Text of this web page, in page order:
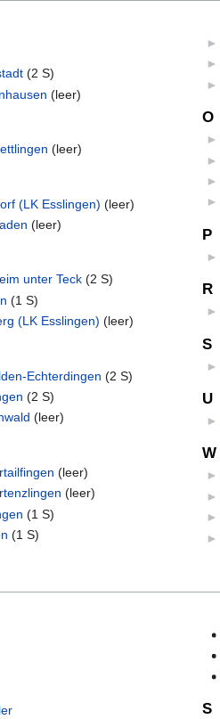
‎(2 S)
‎(leer)
‎(leer)
(LK Esslingen) ‎(leer)
‎(leer)
unter Teck ‎(2 S)
‎(1 S)
(LK Esslingen) ‎(leer)
Echterdingen ‎(2 S)
‎(2 S)
‎(leer)
‎(leer)
‎(leer)
‎(1 S)
‎(1 S)
►
►
►
O
►
►
►
►
P
►
R
►
S
►
U
►
W
►
►
►
►
S